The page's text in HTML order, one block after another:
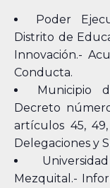
Poder
Distrito de
Innovación.-
Conducta.
Municipio
Decreto
artículos 45,
Delegaciones y
Mezquital.-